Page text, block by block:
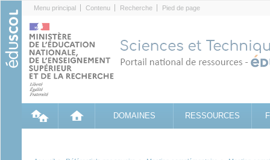
Menu principal Contenu Recherche Pied de page
DOMAINES RESSOURCES